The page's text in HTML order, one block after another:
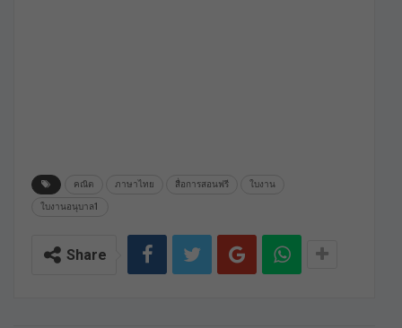
คณิต ภาษาไทย สื่อการสอนฟรี ใบงาน
ใบงานอนุบาล1
Share